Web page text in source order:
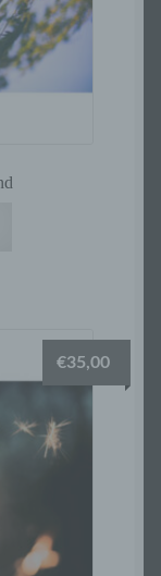
€35,00
Daten,
Person